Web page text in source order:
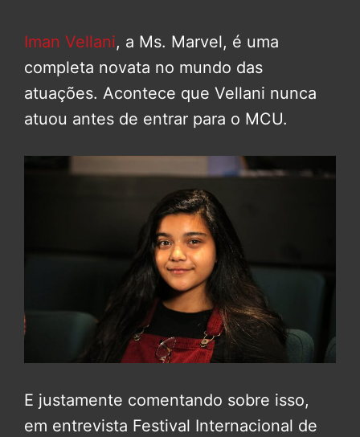
Iman Vellani, a Ms. Marvel, é uma
completa novata no mundo das
atuações. Acontece que Vellani nunca
atuou antes de entrar para o MCU.
E justamente comentando sobre isso,
em entrevista Festival Internacional de